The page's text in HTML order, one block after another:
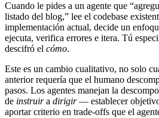
Cuando le pides a un agente que
listado del blog,” lee el codebase
implementación actual, decide un
ejecuta, verifica errores e itera. Tú
descifró el cómo.
Este es un cambio cualitativo, no solo
anterior requería que el humano
pasos. Los agentes manejan la
de instruira dirigir— establecer
aportar criterio en trade-offs que el